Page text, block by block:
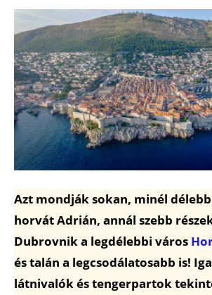
Azt mondják sokan, minél
horvát Adrián, annál szebb
Dubrovnik a legdélebbi város
és talán a legcsodálatosabb is!
látnivalók és tengerpartok